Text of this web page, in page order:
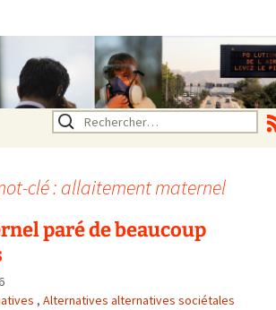
pour
Rechercher :
clé : allaitement maternel
paré de beaucoup
, Alternatives alternatives sociétales